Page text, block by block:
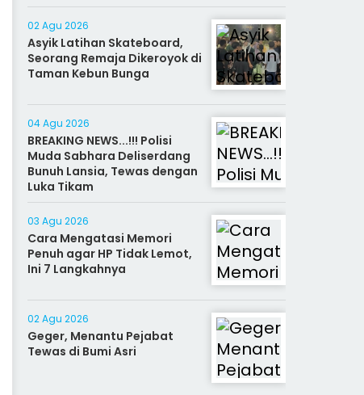
02 Agu 2026
Asyik Latihan Skateboard,
Seorang Remaja Dikeroyok di
Taman Kebun Bunga
04 Agu 2026
BREAKING NEWS...!!! Polisi
Muda Sabhara Deliserdang
Bunuh Lansia, Tewas dengan
Luka Tikam
03 Agu 2026
Cara Mengatasi Memori
Penuh agar HP Tidak Lemot,
Ini 7 Langkahnya
02 Agu 2026
Geger, Menantu Pejabat
Tewas di Bumi Asri